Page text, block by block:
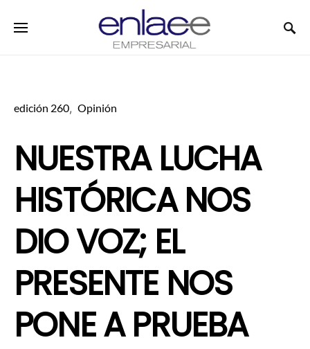
edición 260 Opinión
NUESTRA LUCHA
HISTÓRICA NOS
DIO VOZ; EL
PRESENTE NOS
PONE A PRUEBA